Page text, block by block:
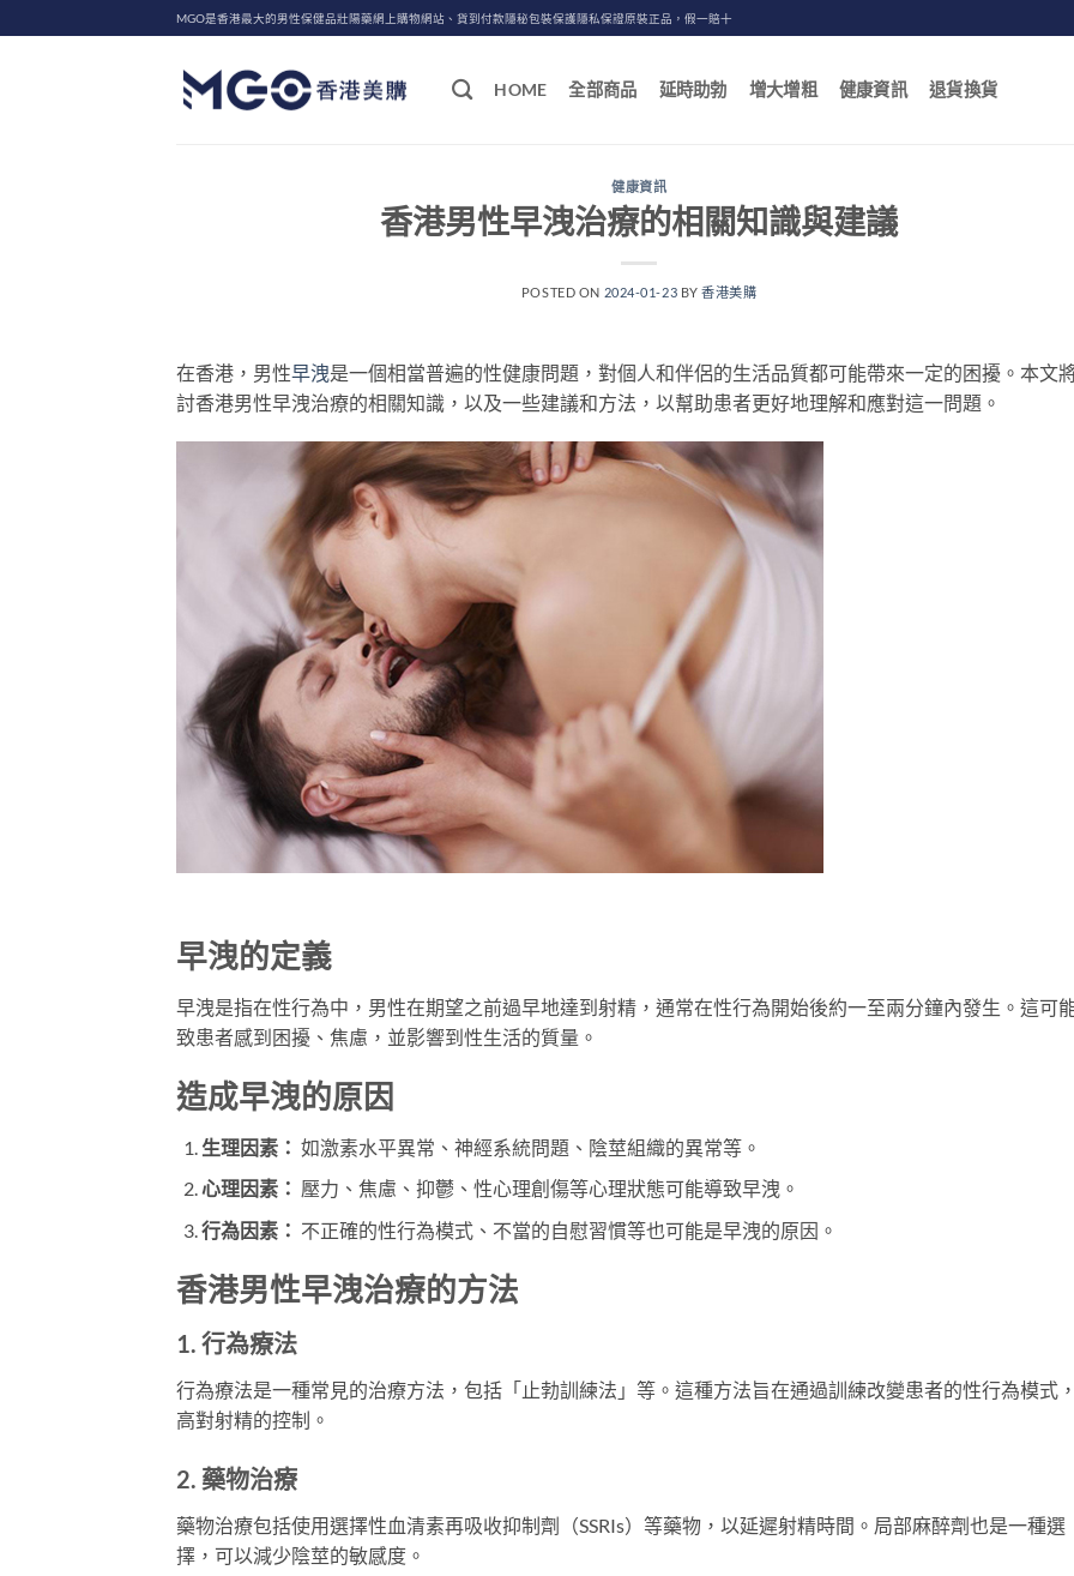
to
MGO是香港最大的男性保健品壯陽藥網上購物網站、貨到付款隱秘包裝保護隱私保證原裝正品，假一賠十
HOME 全部商品 延時助勃 增大增粗 健康資訊 退貨換貨
健康資訊
香港男性早洩治療的相關知識與建議
POSTED ON 2024-01-23 BY香港美購
在香港，男性早洩是一個相當普遍的性健康問題，對個人和伴侶的生活品質都可能帶來一定的困擾。本文
討香港男性早洩治療的相關知識，以及一些建議和方法，以幫助患者更好地理解和應對這一問題。
早洩的定義
早洩是指在性行為中，男性在期望之前過早地達到射精，通常在性行為開始後約一至兩分鐘內發生。這可
致患者感到困擾、焦慮，並影響到性生活的質量。
造成早洩的原因
生理因素： 如激素水平異常、神經系統問題、陰莖組織的異常等。
心理因素： 壓力、焦慮、抑鬱、性心理創傷等心理狀態可能導致早洩。
行為因素： 不正確的性行為模式、不當的自慰習慣等也可能是早洩的原因。
香港男性早洩治療的方法
1. 行為療法
行為療法是一種常見的治療方法，包括「止勃訓練法」等。這種方法旨在通過訓練改變患者的性行為模式
高對射精的控制。
2. 藥物治療
藥物治療包括使用選擇性血清素再吸收抑制劑（SSRIs）等藥物，以延遲射精時間。局部麻醉劑也是一種選
擇，可以減少陰莖的敏感度。